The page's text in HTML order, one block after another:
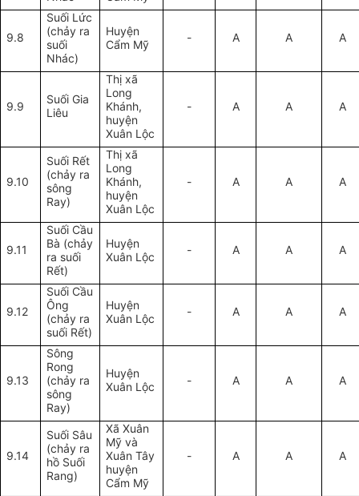
9.8
Suối Lức
(chảy ra
suối
Nhác)
Huyện
Cẩm Mỹ
- A A A
9.9
Suối Gia
Liêu
Thị xã
Long
Khánh,
huyện
Xuân Lộc
- A A A
9.10
Suối Rết
(chảy ra
sông
Ray)
Thị xã
Long
Khánh,
huyện
Xuân Lộc
- A A A
9.11
Suối Cầu
Bà (chảy
ra suối
Rết)
Huyện
Xuân Lộc
- A A A
9.12
Suối Cầu
Ông
(chảy ra
suối Rết)
Huyện
Xuân Lộc
- A A A
9.13
Sông
Rong
(chảy ra
sông
Ray)
Huyện
Xuân Lộc
- A A A
9.14
Suối Sâu
(chảy ra
hồ Suối
Rang)
Xã Xuân
Mỹ và
Xuân Tây
huyện
Cẩm Mỹ
- A A A